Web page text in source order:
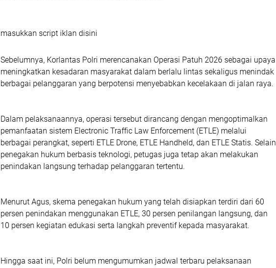
masukkan script iklan disini
Sebelumnya, Korlantas Polri merencanakan Operasi Patuh 2026 sebagai upaya
meningkatkan kesadaran masyarakat dalam berlalu lintas sekaligus menindak
berbagai pelanggaran yang berpotensi menyebabkan kecelakaan di jalan raya.
Dalam pelaksanaannya, operasi tersebut dirancang dengan mengoptimalkan
pemanfaatan sistem Electronic Traffic Law Enforcement (ETLE) melalui
berbagai perangkat, seperti ETLE Drone, ETLE Handheld, dan ETLE Statis. Selain
penegakan hukum berbasis teknologi, petugas juga tetap akan melakukan
penindakan langsung terhadap pelanggaran tertentu.
Menurut Agus, skema penegakan hukum yang telah disiapkan terdiri dari 60
persen penindakan menggunakan ETLE, 30 persen penilangan langsung, dan
10 persen kegiatan edukasi serta langkah preventif kepada masyarakat.
Hingga saat ini, Polri belum mengumumkan jadwal terbaru pelaksanaan